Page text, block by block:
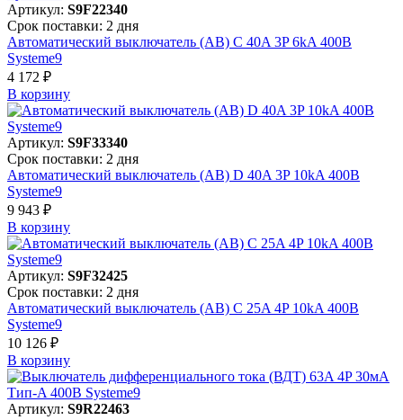
Артикул: S9F22340
Срок поставки: 2 дня
Автоматический выключатель (АВ) C 40A 3P 6kA 400В
Systeme9
4 172 ₽
В корзинy
Артикул: S9F33340
Срок поставки: 2 дня
Автоматический выключатель (АВ) D 40A 3P 10kA 400В
Systeme9
9 943 ₽
В корзинy
Артикул: S9F32425
Срок поставки: 2 дня
Автоматический выключатель (АВ) C 25A 4P 10kA 400В
Systeme9
10 126 ₽
В корзинy
Артикул: S9R22463